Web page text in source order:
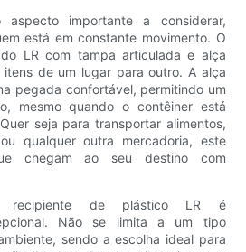
importante a considerar,
está em constante movimento. O
LR com tampa articulada e alça
de um lugar para outro. A alça
pegada confortável, permitindo um
mesmo quando o contêiner está
seja para transportar alimentos,
qualquer outra mercadoria, este
chegam ao seu destino com
recipiente de plástico LR é
Não se limita a um tipo
sendo a escolha ideal para